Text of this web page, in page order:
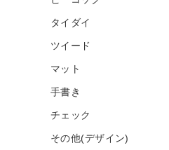
タイダイ
ツイード
マット
手書き
チェック
その他(デザイン)